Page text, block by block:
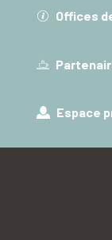
Offices
Espace